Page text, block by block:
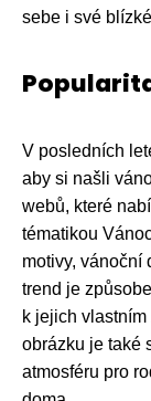
sebe i své
V posledních
aby si našli
webů, které
tématikou
motivy, vánoční
trend je
k jejich
obrázku je také
atmosféru pro